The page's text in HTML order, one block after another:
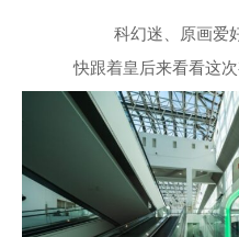
科幻迷、原画爱
快跟着皇后来看看这